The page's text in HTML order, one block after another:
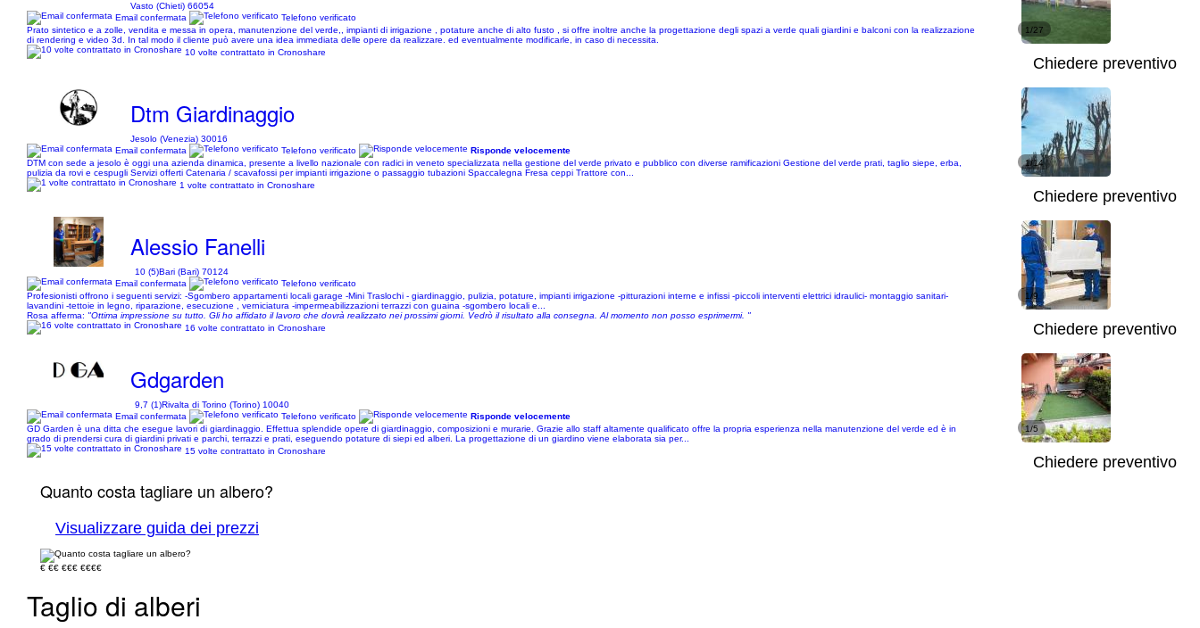
Vasto (Chieti) 66054
Email confermata
Telefono verificato
Prato sintetico e a zolle, vendita e messa in opera, manutenzione del verde,, impianti di irrigazione , potature anche di alto fusto , si offre inoltre anche la progettazione degli spazi a verde quali giardini e balconi con la realizzazione
di rendering e video 3d. In tal modo il cliente può avere una idea immediata delle opere da realizzare. ed eventualmente modificarle, in caso di necessita.
10 volte contrattato in Cronoshare
1/27
Chiedere preventivo
Dtm Giardinaggio
Jesolo (Venezia) 30016
Email confermata
Telefono verificato
Risponde velocemente
DTM con sede a jesolo è oggi una azienda dinamica, presente a livello nazionale con radici in veneto specializzata nella gestione del verde privato e pubblico con diverse ramificazioni Gestione del verde prati, taglio siepe, erba,
pulizia da rovi e cespugli Servizi offerti Catenaria / scavafossi per impianti irrigazione o passaggio tubazioni Spaccalegna Fresa ceppi Trattore con...
1 volte contrattato in Cronoshare
1/14
Chiedere preventivo
Alessio Fanelli
10 (5)Bari (Bari) 70124
Email confermata
Telefono verificato
Profesionisti offrono i seguenti servizi: -Sgombero appartamenti locali garage -Mini Traslochi - giardinaggio, pulizia, potature, impianti irrigazione -pitturazioni interne e infissi -piccoli interventi elettrici idraulici- montaggio sanitari-
lavandini -tettoie in legno, riparazione, esecuzione , verniciatura -impermeabilizzazioni terrazzi con guaina -sgombero locali e...
Rosa afferma: "Ottima impressione su tutto. Gli ho affidato il lavoro che dovrà realizzato nei prossimi giorni. Vedrò il risultato alla consegna. Al momento non posso esprimermi. "
16 volte contrattato in Cronoshare
1/9
Chiedere preventivo
Gdgarden
9,7 (1)Rivalta di Torino (Torino) 10040
Email confermata
Telefono verificato
Risponde velocemente
GD Garden è una ditta che esegue lavori di giardinaggio. Effettua splendide opere di giardinaggio, composizioni e murarie. Grazie allo staff altamente qualificato offre la propria esperienza nella manutenzione del verde ed è in
grado di prendersi cura di giardini privati e parchi, terrazzi e prati, eseguendo potature di siepi ed alberi. La progettazione di un giardino viene elaborata sia per...
15 volte contrattato in Cronoshare
1/5
Chiedere preventivo
Quanto costa tagliare un albero?
Visualizzare guida dei prezzi
€ €€ €€€ €€€€
Taglio di alberi